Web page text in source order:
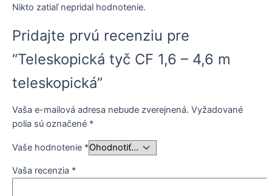
Nikto zatiaľ nepridal hodnotenie.
Pridajte prvú recenziu pre
“Teleskopická tyč CF 1,6 – 4,6 m
teleskopická”
Vaša e-mailová adresa nebude zverejnená. Vyžadované
polia sú označené *
Vaše hodnotenie *
Vaša recenzia *